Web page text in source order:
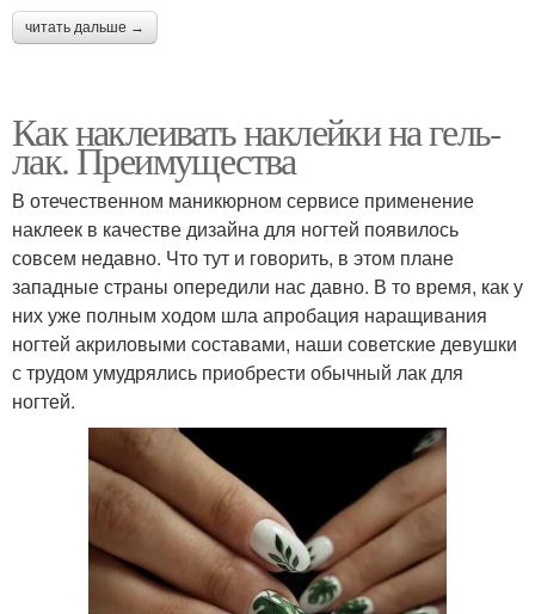
читать дальше →
Как наклеивать наклейки на гель-
лак. Преимущества
В отечественном маникюрном сервисе применение
наклеек в качестве дизайна для ногтей появилось
совсем недавно. Что тут и говорить, в этом плане
западные страны опередили нас давно. В то время, как у
них уже полным ходом шла апробация наращивания
ногтей акриловыми составами, наши советские девушки
с трудом умудрялись приобрести обычный лак для
ногтей.